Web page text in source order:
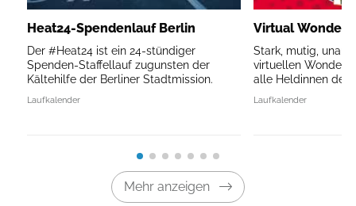
Heat24-Spendenlauf Berlin
Der #Heat24 ist ein 24-stündiger
Spenden-Staffellauf zugunsten der
Kältehilfe der Berliner Stadtmission.
Laufkalender
Virtual
Stark, mutig,
virtuellen
alle Heldinnen des
Laufkalender
Mehr anzeigen